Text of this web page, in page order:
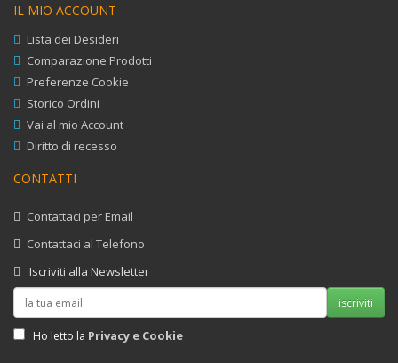
IL MIO ACCOUNT
Lista dei Desideri
Comparazione Prodotti
Preferenze Cookie
Storico Ordini
Vai al mio Account
Diritto di recesso
CONTATTI
Contattaci per Email
Contattaci al Telefono
Iscriviti alla Newsletter
iscriviti
Ho letto la Privacy e Cookie